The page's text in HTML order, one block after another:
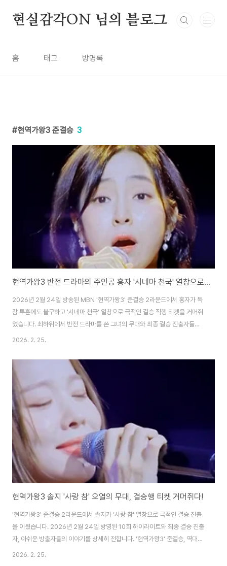
현실감각ON 님의 블로그
홈 태그 방명록
현역가왕3 준결승 3
현역가왕3 반전 드라마의 주인공 홍자 '시네마 천국' 열창으로 결승행 무대!
2026년 2월 24일 방송된 MBN '현역가왕3' 준결승 2라운드에서 홍자가 독
감 투혼에도 불구하고 '시네마 천국' 열창으로 극적인 결승 직행 티켓을 거머쥐
었습니다. 최하위에서 반전 드라마를 쓴 그녀의 무대와 최종 결승 진출자들의
면면을 자세히 살펴봅니다. 현역가왕3, 준결승 한일전의 뜨거운 막을 내리다지
회가 방영되며 시청자들의 이목을 집중시켰습니다. 결승으로 가는 마지막 관문
인 준결승 2라운드 '뒤집기 한판 한일전 필살기' 무대가 펼쳐진 가운데, 역대급
반전과 드라마가 속출하며 안방극장을 뜨겁게 달구었는데요. 특히 이번 라운드
는 1라운드 점수의 무려 3배인 800점이 배점되어, 참가자들의 희비가 엇갈리
는 끝장 승부가..
2026. 2. 25.
현역가왕3 솔지 '사랑 참' 오열의 무대, 결승행 티켓 거머쥐다!
'현역가왕3' 준결승 2라운드에서 솔지가 '사랑 참' 열창으로 극적인 결승 진출
을 이뤘습니다. 2026년 2월 24일 방영된 10회 하이라이트와 최종 결승 진출
자, 아쉬운 방출자들의 이야기를 상세히 전합니다. '현역가왕3' 준결승, 역대급
반전의 서막!MBN '현역가왕3' 10회가 2026년 2월 24일 뜨겁게 방영되었
2026. 2. 25.